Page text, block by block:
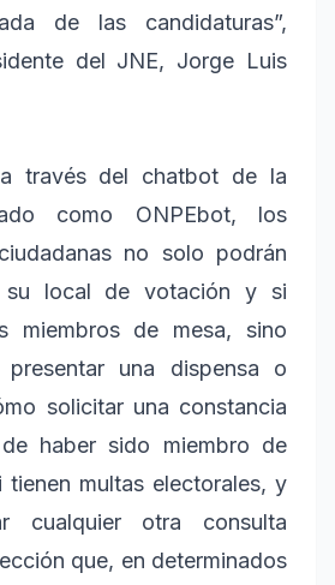
de las candidaturas”,
del JNE, Jorge Luis
través del chatbot de la
como ONPEbot, los
no solo podrán
su local de votación y si
miembros de mesa, sino
una dispensa o
solicitar una constancia
haber sido miembro de
tienen multas electorales, y
cualquier otra consulta
que, en determinados